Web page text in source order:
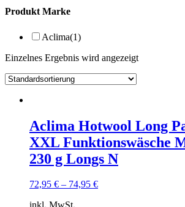
Produkt Marke
Aclima(1)
Einzelnes Ergebnis wird angezeigt
Aclima Hotwool Long
XXL Funktionswäsche
230 g Longs N
72,95 € – 74,95 €